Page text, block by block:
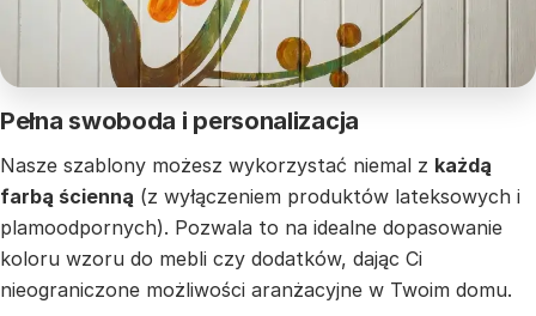
Pełna swoboda i personalizacja
Nasze szablony możesz wykorzystać niemal z każdą
farbą ścienną (z wyłączeniem produktów lateksowych i
plamoodpornych). Pozwala to na idealne dopasowanie
koloru wzoru do mebli czy dodatków, dając Ci
nieograniczone możliwości aranżacyjne w Twoim domu.